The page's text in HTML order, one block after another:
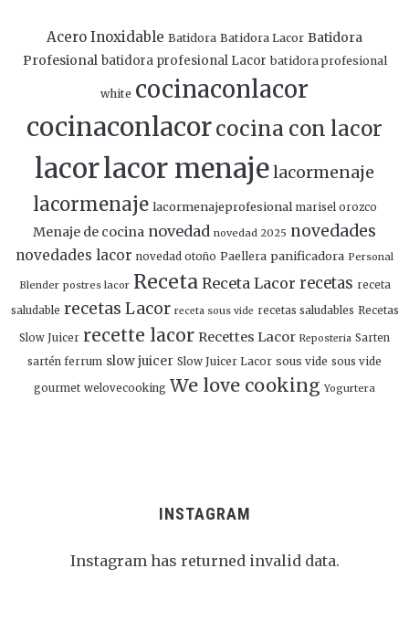
Acero Inoxidable Batidora Batidora Lacor Batidora
Profesional batidora profesional Lacor batidora profesional
white cocinaconlacor
cocinaconlacorcocina con lacor
lacorlacor menajelacormenaje
lacormenaje lacormenajeprofesional marisel orozco
Menaje de cocina novedad novedad 2025 novedades
novedades lacor novedad otoño Paellera panificadora Personal
Blender postres lacor Receta Receta Lacor recetas receta
saludable recetas Lacor receta sous vide recetas saludables Recetas
Slow Juicer recette lacor Recettes Lacor Reposteria Sarten
sartén ferrum slow juicer Slow Juicer Lacor sous vide sous vide
gourmet welovecooking We love cooking Yogurtera
INSTAGRAM
Instagram has returned invalid data.